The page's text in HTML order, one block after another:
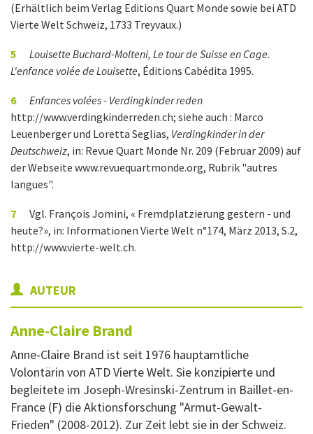
(Erhältlich beim Verlag Editions Quart Monde sowie bei ATD
Vierte Welt Schweiz, 1733 Treyvaux.)
5
Louisette Buchard-Molteni, Le tour de Suisse en Cage.
L'enfance volée de Louisette, Éditions Cabédita 1995.
6
Enfances volées - Verdingkinder reden
http://www.verdingkinderreden.ch; siehe auch : Marco
Leuenberger und Loretta Seglias, Verdingkinder in der
Deutschweiz, in: Revue Quart Monde Nr. 209 (Februar 2009) auf
der Webseite www.revuequartmonde.org, Rubrik "autres
langues".
7
Vgl. François Jomini, « Fremdplatzierung gestern - und
heute?», in: Informationen Vierte Welt n°174, März 2013, S.2,
http://www.vierte-welt.ch.
AUTEUR
Anne-Claire Brand
Anne-Claire Brand ist seit 1976 hauptamtliche
Volontärin von ATD Vierte Welt. Sie konzipierte und
begleitete im Joseph-Wresinski-Zentrum in Baillet-en-
France (F) die Aktionsforschung "Armut-Gewalt-
Frieden" (2008-2012). Zur Zeit lebt sie in der Schweiz.